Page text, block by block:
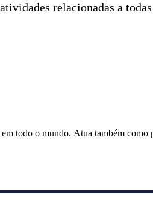
relacionadas a
todo o mundo. Atua também como